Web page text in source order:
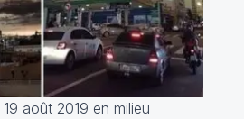
août 2019 en milieu